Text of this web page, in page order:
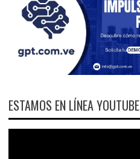
ESTAMOS EN LÍNEA YOUTUBE